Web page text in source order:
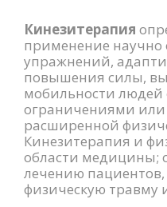
Кинезитерапия
применение научно
упражнений,
повышения силы,
мобильности
ограничениями
расширенной
Кинезитерапия и
области медицины;
лечению
физическую травму